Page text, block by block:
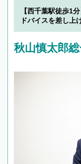
【西千葉駅徒歩1
ドバイスを差し上
秋山慎太郎